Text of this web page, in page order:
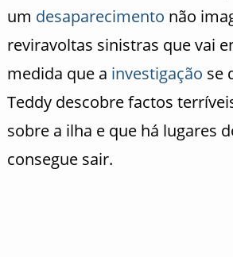
um desaparecimento não
reviravoltas sinistras que vai
medida que a investigação se
Teddy descobre factos
sobre a ilha e que há lugares
consegue sair.